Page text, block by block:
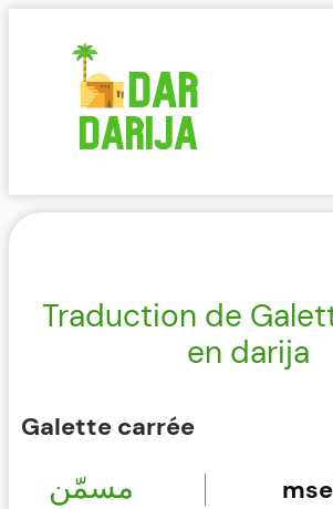
Traduction de
en darija
Galette carrée
مسمّن